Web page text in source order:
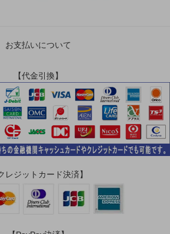
お支払いについて
【代金引換】
レジットカード決済】